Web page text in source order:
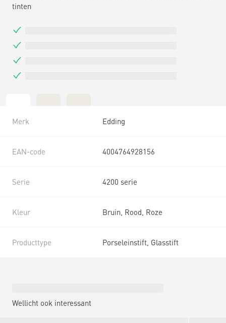
tinten
Merk Edding
EAN-code 4004764928156
Serie 4200 serie
Kleur Bruin, Rood, Roze
Producttype Porseleinstift, Glasstift
Wellicht ook interessant